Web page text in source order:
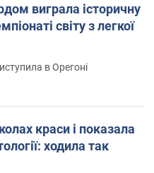
виграла історичну
світу з легкої
в Орегоні
краси і показала
ходила так